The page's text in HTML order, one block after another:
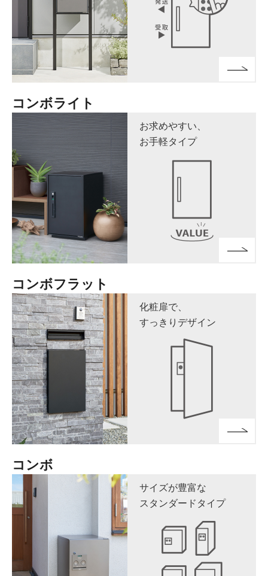
コンボライト
お求めやすい、
お手軽タイプ
コンボフラット
化粧扉で、
すっきりデザイン
コンボ
サイズが豊富な
スタンダードタイプ